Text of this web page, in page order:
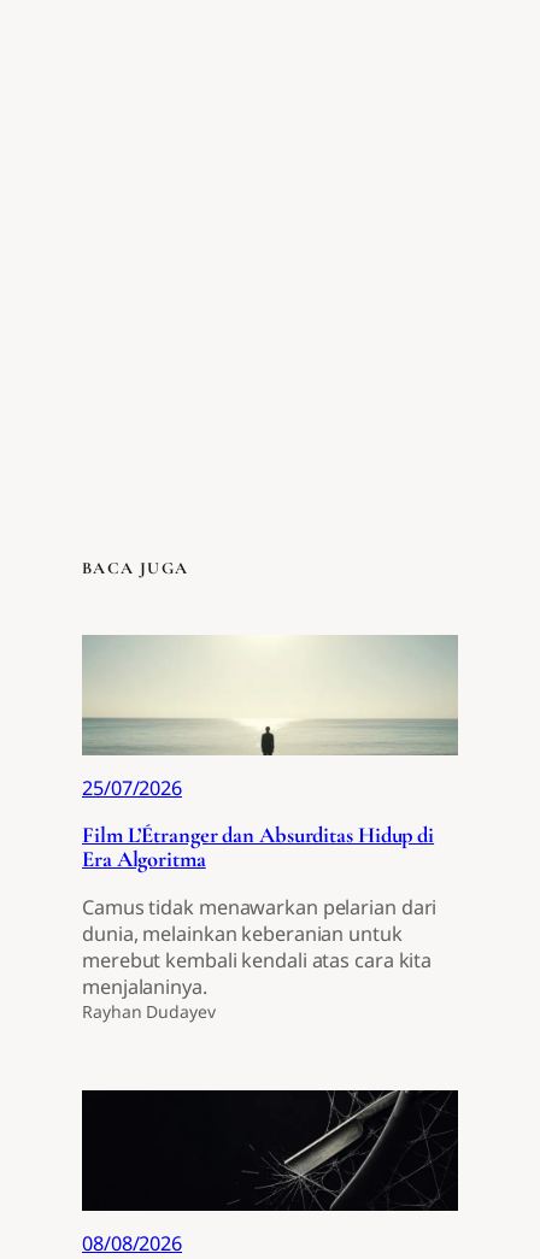
BACA JUGA
25/07/2026
Film L’Étranger dan Absurditas Hidup di
Era Algoritma
Camus tidak menawarkan pelarian dari
dunia, melainkan keberanian untuk
merebut kembali kendali atas cara kita
menjalaninya.
Rayhan Dudayev
08/08/2026